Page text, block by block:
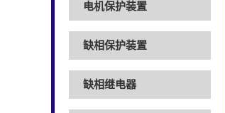
电机保护装置
缺相保护装置
缺相继电器